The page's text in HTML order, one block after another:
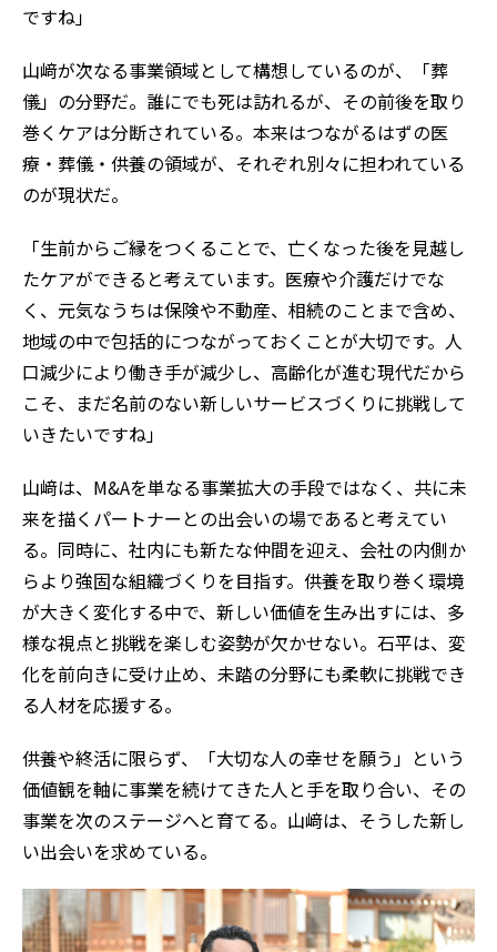
ですね」
山﨑が次なる事業領域として構想しているのが、「葬
儀」の分野だ。誰にでも死は訪れるが、その前後を取り
巻くケアは分断されている。本来はつながるはずの医
療・葬儀・供養の領域が、それぞれ別々に担われている
のが現状だ。
「生前からご縁をつくることで、亡くなった後を見越し
たケアができると考えています。医療や介護だけでな
く、元気なうちは保険や不動産、相続のことまで含め、
地域の中で包括的につながっておくことが大切です。人
口減少により働き手が減少し、高齢化が進む現代だから
こそ、まだ名前のない新しいサービスづくりに挑戦して
いきたいですね」
山﨑は、M&Aを単なる事業拡大の手段ではなく、共に未
来を描くパートナーとの出会いの場であると考えてい
る。同時に、社内にも新たな仲間を迎え、会社の内側か
らより強固な組織づくりを目指す。供養を取り巻く環境
が大きく変化する中で、新しい価値を生み出すには、多
様な視点と挑戦を楽しむ姿勢が欠かせない。石平は、変
化を前向きに受け止め、未踏の分野にも柔軟に挑戦でき
る人材を応援する。
供養や終活に限らず、「大切な人の幸せを願う」という
価値観を軸に事業を続けてきた人と手を取り合い、その
事業を次のステージへと育てる。山﨑は、そうした新し
い出会いを求めている。